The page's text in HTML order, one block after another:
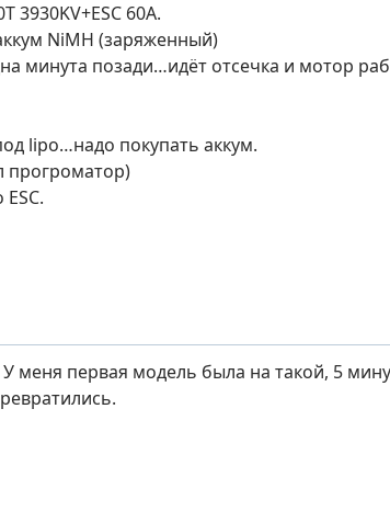
3930KV+ESC 60A.
NiMH (заряженный)
минута позади…идёт отсечка и мотор
lipo…надо покупать аккум.
прогроматор)
меня первая модель была на такой, 5